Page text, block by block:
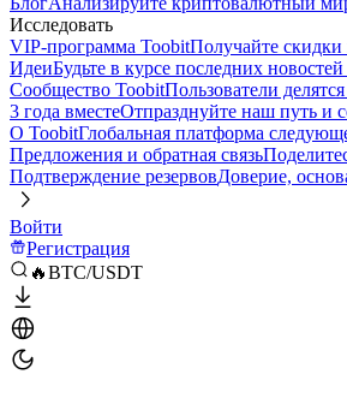
Исследовать
VIP-программа ToobitПолучайте
ИдеиБудьте в курсе последних
Сообщество ToobitПользователи
3 года вместеОтпразднуйте наш путь и
О ToobitГлобальная платформа
Предложения и обратная связь
Подтверждение резервовДоверие,
Войти
Регистрация
🔥BTC/USDT